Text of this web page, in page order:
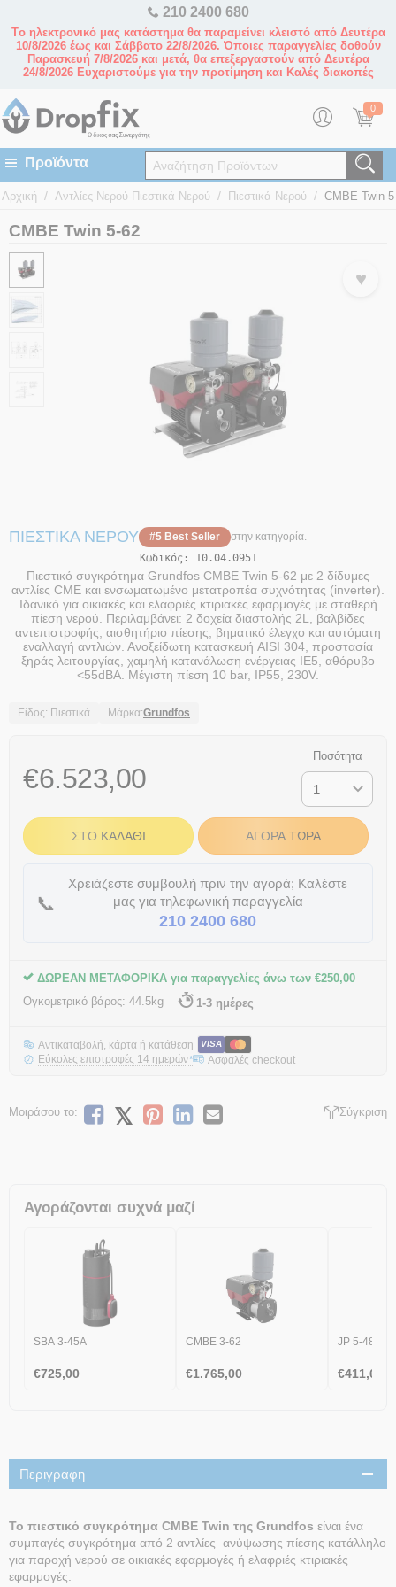
210 2400 680
Tο ηλεκτρονικό μας κατάστημα θα παραμείνει κλειστό από Δευτέρα
10/8/2026 έως και Σάββατο 22/8/2026. Όποιες παραγγελίες δοθούν
Παρασκευή 7/8/2026 και μετά, θα επεξεργαστούν από Δευτέρα
24/8/2026 Ευχαριστούμε για την προτίμηση και Καλές διακοπές
0
Αρχική / Αντλίες Νερού-Πιεστικά Νερού / Πιεστικά Νερού / CMBE Twin
CMBE Twin 5-62
♥
ΠΙΕΣΤΙΚΆ ΝΕΡΟΎ #5 Best Seller
στην κατηγορία.
Κωδικός:
10.04.0951
Πιεστικό συγκρότημα Grundfos CMBE Twin 5-62 με 2 δίδυμες
αντλίες CME και ενσωματωμένο μετατροπέα συχνότητας (inverter).
Ιδανικό για οικιακές και ελαφριές κτιριακές εφαρμογές με σταθερή
πίεση νερού. Περιλαμβάνει: 2 δοχεία διαστολής 2L, βαλβίδες
αντεπιστροφής, αισθητήριο πίεσης, βηματικό έλεγχο και αυτόματη
εναλλαγή αντλιών. Ανοξείδωτη κατασκευή AISI 304, προστασία
ξηράς λειτουργίας, χαμηλή κατανάλωση ενέργειας IE5, αθόρυβο
<55dBA. Μέγιστη πίεση 10 bar, IP55, 230V.
Είδος: Πιεστικά Μάρκα:Grundfos
€6.523,00
Ποσότητα
ΣΤΟ ΚΑΛΆΘΙ ΑΓΟΡΆ ΤΏΡΑ
📞
Χρειάζεστε συμβουλή πριν την αγορά; Καλέστε
μας για τηλεφωνική παραγγελία
210 2400 680
ΔΩΡΕΑΝ ΜΕΤΑΦΟΡΙΚΑ για παραγγελίες άνω των €250,00
Ογκομετρικό βάρος: 44.5kg 1-3 ημέρες
Αντικαταβολή, κάρτα ή κατάθεση VISA
Εύκολες επιστροφές 14 ημερών* Ασφαλές checkout
Μοιράσου το: Σύγκριση
Αγοράζονται συχνά μαζί
SBA 3-45A
€725,00
CMBE 3-62
€1.765,00
JP 5-48
€411,60
Περιγραφη
Το πιεστικό συγκρότημα CMBE Twin της Grundfos είναι ένα
συμπαγές συγκρότημα από 2 αντλίες ανύψωσης πίεσης κατάλληλο
για παροχή νερού σε οικιακές εφαρμογές ή ελαφριές κτιριακές
εφαρμογές.